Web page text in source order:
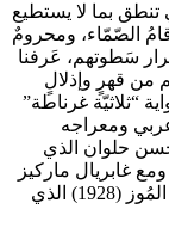
تنطق بما لا يستطيع
الصّمّاء، ومحرومٌ
سَطوتهم، عَرفنا
من قهرٍ وإذلالٍ
“ثلاثيّة غرناطة”
ومعراجه
حلوان الذي
غابريال ماركيز
(مائة عامٍ من العُزلة) نعيش هوْل مجزرة عمّال المُوز (1928) الذي